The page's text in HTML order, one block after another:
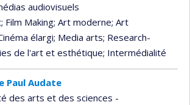
audiovisuels
; Film Making; Art moderne; Art
élargi; Media arts; Research-
de l'art et esthétique; Intermédialité
Paul Audate
des arts et des sciences -